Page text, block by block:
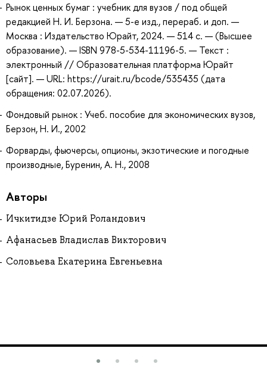
Рынок ценных бумаг : учебник для вузов / под общей
редакцией Н. И. Берзона. — 5-е изд., перераб. и доп. —
Москва : Издательство Юрайт, 2024. — 514 с. — (Высшее
образование). — ISBN 978-5-534-11196-5. — Текст :
электронный // Образовательная платформа Юрайт
[сайт]. — URL: https://urait.ru/bcode/535435 (дата
обращения: 02.07.2026).
Фондовый рынок : Учеб. пособие для экономических вузов,
Берзон, Н. И., 2002
Форварды, фьючерсы, опционы, экзотические и погодные
производные, Буренин, А. Н., 2008
Авторы
Ичкитидзе Юрий Роландович
Афанасьев Владислав Викторович
Соловьева Екатерина Евгеньевна